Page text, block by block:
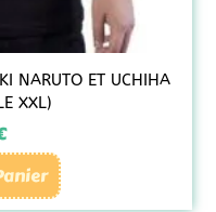
NARUTO ET UCHIHA
XXL)